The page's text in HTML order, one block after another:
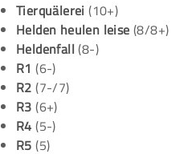
Tierquälerei (10+)
Helden heulen leise(8/8+)
Heldenfall(8-)
R1 (6-)
R2 (7-/7)
R3 (6+)
R4 (5-)
R5 (5)